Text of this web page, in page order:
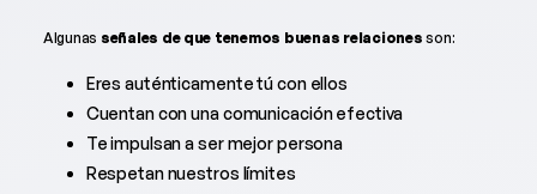
Algunas señales de que tenemos buenas relaciones son:
Eres auténticamente tú con ellos
Cuentan con una comunicación efectiva
Te impulsan a ser mejor persona
Respetan nuestros límites